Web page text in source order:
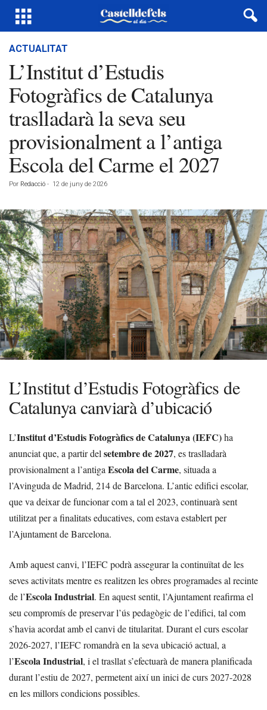
ACTUALITAT
L’Institut d’Estudis
Fotogràfics de Catalunya
traslladarà la seva seu
provisionalment a l’antiga
Escola del Carme el 2027
Por Redacció - 12 de juny de 2026
L’Institut d’Estudis Fotogràfics de
Catalunya canviarà d’ubicació
L’Institut d’Estudis Fotogràfics de Catalunya (IEFC)ha
anunciat que, a partir del setembre de 2027, es traslladarà
provisionalment a l’antiga Escola del Carme, situada a
l’Avinguda de Madrid, 214 de Barcelona. L’antic edifici escolar,
que va deixar de funcionar com a tal el 2023, continuarà sent
utilitzat per a finalitats educatives, com estava establert per
l’Ajuntament de Barcelona.
Amb aquest canvi, l’IEFC podrà assegurar la continuïtat de les
seves activitats mentre es realitzen les obres programades al recinte
de l’Escola Industrial. En aquest sentit, l’Ajuntament reafirma el
seu compromís de preservar l’ús pedagògic de l’edifici, tal com
s’havia acordat amb el canvi de titularitat. Durant el curs escolar
2026-2027, l’IEFC romandrà en la seva ubicació actual, a
l’Escola Industrial, i el trasllat s’efectuarà de manera planificada
durant l’estiu de 2027, permetent així un inici de curs 2027-2028
en les millors condicions possibles.